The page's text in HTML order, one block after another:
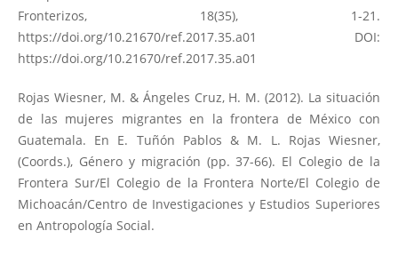
Fronterizos, 18(35), 1-21.
https://doi.org/10.21670/ref.2017.35.a01
DOI:
https://doi.org/10.21670/ref.2017.35.a01
Rojas Wiesner, M. & Ángeles Cruz, H. M. (2012). La situación
de las mujeres migrantes en la frontera de México con
Guatemala. En E. Tuñón Pablos & M. L. Rojas Wiesner,
(Coords.), Género y migración (pp. 37-66). El Colegio de la
Frontera Sur/El Colegio de la Frontera Norte/El Colegio de
Michoacán/Centro de Investigaciones y Estudios Superiores
en Antropología Social.